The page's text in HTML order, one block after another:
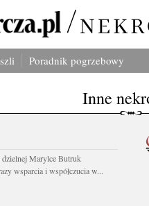
Poradnik pogrzebowy
Inne
dzielnej Marylce Butruk
wsparcia i współczucia w...